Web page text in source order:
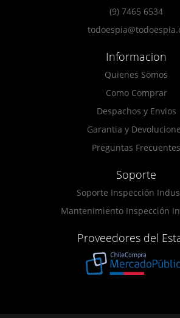
(9) 7465 6534
Informacion
Quienes Somos
Como Comprar
Despachos y Envios
Garantia y
Preguntas Frecuentes
Soporte
Soporte Inspección
Mantenimiento Inspección
Proveedores del